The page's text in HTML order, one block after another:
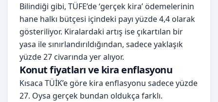
Bilindiği gibi, TÜFE’de ‘gerçek kira’ ödemelerinin
hane halkı bütçesi içindeki payı yüzde 4,4 olarak
gösteriliyor. Kiralardaki artış ise çıkartılan bir
yasa ile sınırlandırıldığından, sadece yaklaşık
yüzde 27 civarında yer alıyor.
Konut fiyatları ve kira enflasyonu
Kısaca TÜİK’e göre kira enflasyonu sadece yüzde
27. Oysa gerçek bundan oldukça farklı.